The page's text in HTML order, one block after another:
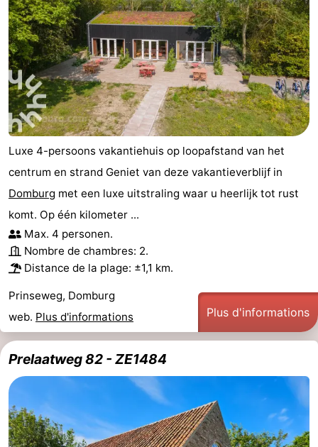
Luxe 4-persoons vakantiehuis op loopafstand van het
centrum en strand Geniet van deze vakantieverblijf in
Domburg met een luxe uitstraling waar u heerlijk tot rust
komt. Op één kilometer ...
Max. 4 personen.
Nombre de chambres: 2.
Distance de la plage: ±1,1 km.
Prinseweg, Domburg
web. Plus d'informations Plus d'informations
Prelaatweg 82 - ZE1484